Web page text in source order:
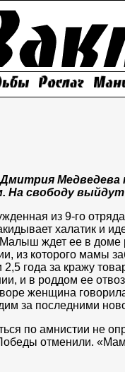
Медведева
свободу выйдут
из 9-го
халатик и
ждет ее в доме
из которого мамы
года за кражу
и в роддом ее
женщина
за последними
по амнистии не
отменили.